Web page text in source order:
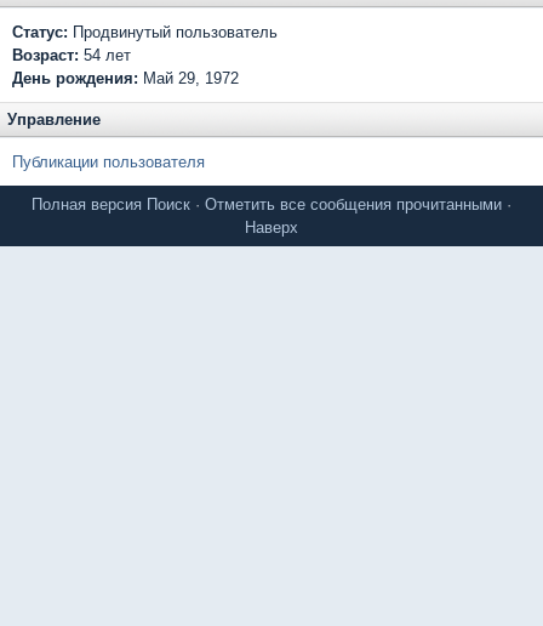
Статус: Продвинутый пользователь
Возраст: 54 лет
День рождения: Май 29, 1972
Управление
Публикации пользователя
Полная версия Поиск · Отметить все сообщения прочитанными ·
Наверх